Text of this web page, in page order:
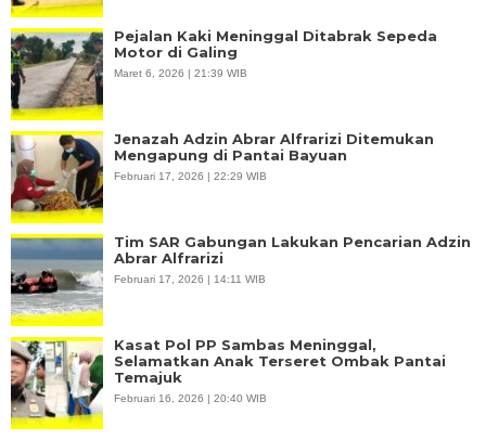
Pejalan Kaki Meninggal Ditabrak Sepeda
Motor di Galing
Maret 6, 2026 | 21:39 WIB
Jenazah Adzin Abrar Alfrarizi Ditemukan
Mengapung di Pantai Bayuan
Februari 17, 2026 | 22:29 WIB
Tim SAR Gabungan Lakukan Pencarian Adzin
Abrar Alfrarizi
Februari 17, 2026 | 14:11 WIB
Kasat Pol PP Sambas Meninggal,
Selamatkan Anak Terseret Ombak Pantai
Temajuk
Februari 16, 2026 | 20:40 WIB